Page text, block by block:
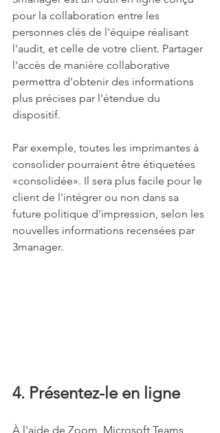
pour la collaboration entre les
personnes clés de l'équipe réalisant
l'audit, et celle de votre client. Partager
l'accès de manière collaborative
permettra d'obtenir des informations
plus précises par l'étendue du
dispositif.
Par exemple, toutes les imprimantes à
consolider pourraient être étiquetées
«consolidée». Il sera plus facile pour le
client de l'intégrer ou non dans sa
future politique d'impression, selon les
nouvelles informations recensées par
3manager.
4. Présentez-le en ligne
À l'aide de Zoom, Microsoft Teams,